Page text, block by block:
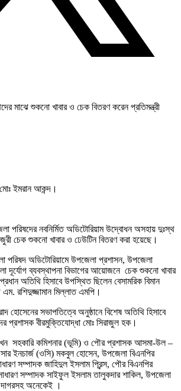
ইমরান আকন্দ।
পরিষদের নবনির্মিত অডিটোরিয়াম উদ্বোধন অসহায় দুঃস্থ
চেক শুকনো খাবার ও ঢেউটিন বিতরণ করা হয়েছে।
অডিটোরিয়ামে উপজেলা প্রশাসন, উপজেলা
ব্যবস্থাপনা বিভাগের আয়োজনে চেক শুকনো খাবার
অতিথি হিসাবে উপস্থিত ছিলেন বেসামরিক বিমান
এম. রশিদুজ্জামান মিল্লাত এমপি।
হোসেনের সভাপতিত্বে অনুষ্ঠানে বিশেষ অতিথি হিসাবে
প্রশাসক বীরমুক্তিযোদ্ধা মোঃ সিরাজুল হক।
সহকারি কমিশনার (ভূমি) ও পৌর প্রশাসক আসমা-উল –
ইনচার্জ (ওসি) মকবুল হোসেন, উপজেলা বিএনপির
সম্পাদক জাহিদুল ইসলাম প্রিন্স, পৌর বিএনপির
সম্পাদক সাইফুল ইসলাম তালুকদার শাকিল, উপজেলা
অনেকেই ।